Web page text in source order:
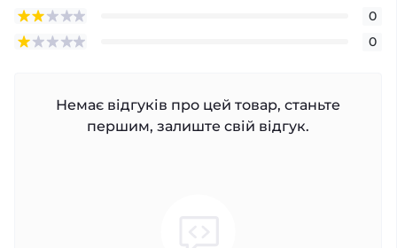
0
0
Немає відгуків про цей товар, станьте
першим, залиште свій відгук.